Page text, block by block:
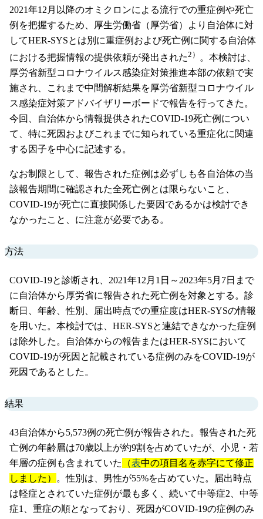
2021年12月以降のオミクロンによる流行での重症例や死亡
例を把握するため、厚生労働省（厚労省）より自治体に対
してHER-SYSとは別に重症例および死亡例に関する自治体
における把握情報の提供依頼が発出された2）
。本検討は、
厚労省新型コロナウイルス感染症対策推進本部の依頼で実
施され、これまで中間解析結果を厚労省新型コロナウイル
ス感染症対策アドバイザリーボードで報告を行ってきた。
今回、自治体から情報提供されたCOVID-19死亡例につい
て、特に死因およびこれまでに知られている重症化に関連
する因子を中心に記述する。
なお制限として、報告された症例は必ずしも各自治体の当
該報告期間に確認された全死亡例とは限らないこと、
COVID-19が死亡に直接関係した要因であるかは検討でき
なかったこと、に注意が必要である。
方法
COVID-19と診断され、2021年12月1日～2023年5月7日まで
に自治体から厚労省に報告された死亡例を対象とする。診
断日、年齢、性別、届出時点での重症度はHER-SYSの情報
を用いた。本検討では、HER-SYSと連結できなかった症例
は除外した。自治体からの報告またはHER-SYSにおいて
COVID-19が死因と記載されている症例のみをCOVID-19が
死因であるとした。
結果
43自治体から5,573例の死亡例が報告された。報告された死
亡例の年齢層は70歳以上が約9割を占めていたが、小児・若
年層の症例も含まれていた
（表中の項目名を赤字にて修正
しました）
。性別は、男性が55%を占めていた。届出時点
は軽症とされていた症例が最も多く、続いて中等症2、中等
症1、重症の順となっており、死因がCOVID-19の症例のみ